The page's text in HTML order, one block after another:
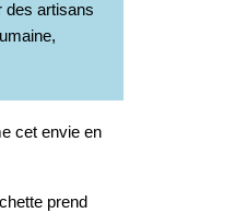
des artisans
cet envie en
prend